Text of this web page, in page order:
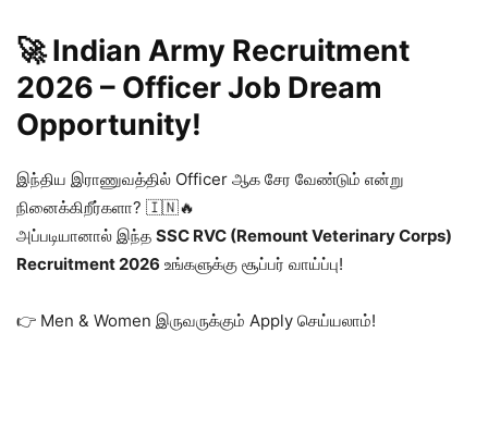
🚀 Indian Army Recruitment
2026 – Officer Job Dream
Opportunity!
இந்திய இராணுவத்தில் Officer ஆக சேர வேண்டும் என்று
நினைக்கிறீர்களா? 🇮🇳🔥
அப்படியானால் இந்த SSC RVC (Remount Veterinary Corps)
Recruitment 2026 உங்களுக்கு சூப்பர் வாய்ப்பு!
👉 Men & Women இருவருக்கும் Apply செய்யலாம்!